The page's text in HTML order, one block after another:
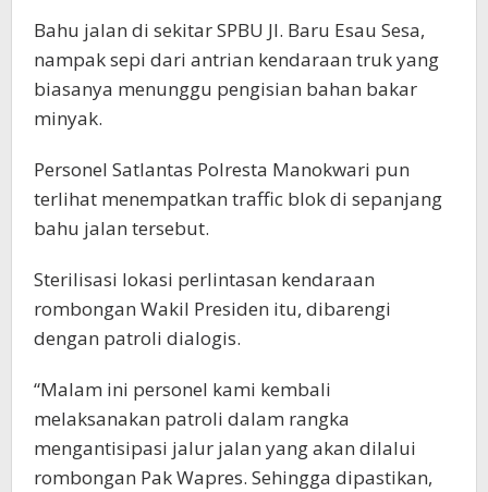
Bahu jalan di sekitar SPBU Jl. Baru Esau Sesa,
nampak sepi dari antrian kendaraan truk yang
biasanya menunggu pengisian bahan bakar
minyak.
Personel Satlantas Polresta Manokwari pun
terlihat menempatkan traffic blok di sepanjang
bahu jalan tersebut.
Sterilisasi lokasi perlintasan kendaraan
rombongan Wakil Presiden itu, dibarengi
dengan patroli dialogis.
“Malam ini personel kami kembali
melaksanakan patroli dalam rangka
mengantisipasi jalur jalan yang akan dilalui
rombongan Pak Wapres. Sehingga dipastikan,